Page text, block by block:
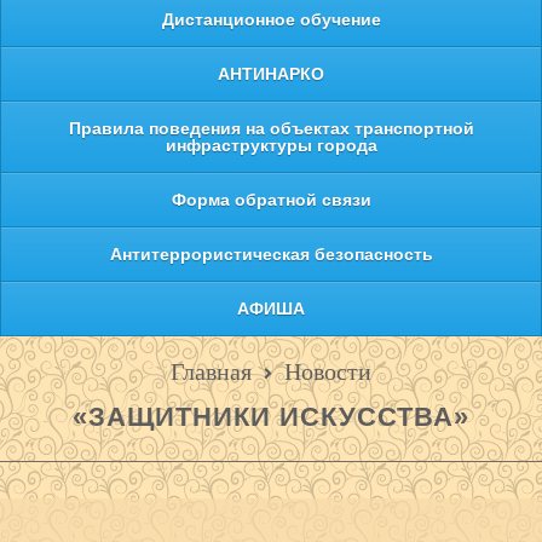
Дистанционное обучение
АНТИНАРКО
Правила поведения на объектах транспортной
инфраструктуры города
Форма обратной связи
Антитеррористическая безопасность
АФИША
Главная Новости
«ЗАЩИТНИКИ ИСКУССТВА»